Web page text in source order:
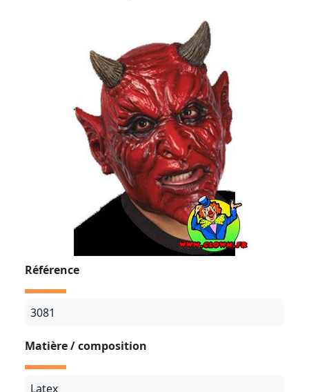
Référence
3081
Matière / composition
Latex